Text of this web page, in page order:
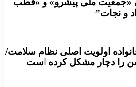
«جمعیت ملی پیشرو» و «قطب
و نجات”
اولویت اصلی نظام سلامت/
را دچار مشکل کرده است